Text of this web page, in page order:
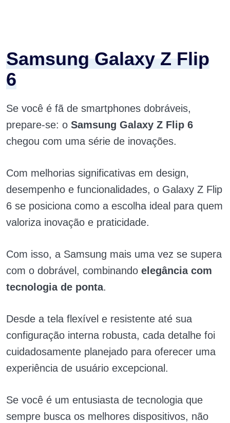
Samsung Galaxy Z Flip
6
Se você é fã de smartphones dobráveis,
prepare-se: o Samsung Galaxy Z Flip 6
chegou com uma série de inovações.
Com melhorias significativas em design,
desempenho e funcionalidades, o Galaxy Z Flip
6 se posiciona como a escolha ideal para quem
valoriza inovação e praticidade.
Com isso, a Samsung mais uma vez se supera
com o dobrável, combinando elegância com
tecnologia de ponta.
Desde a tela flexível e resistente até sua
configuração interna robusta, cada detalhe foi
cuidadosamente planejado para oferecer uma
experiência de usuário excepcional.
Se você é um entusiasta de tecnologia que
sempre busca os melhores dispositivos, não